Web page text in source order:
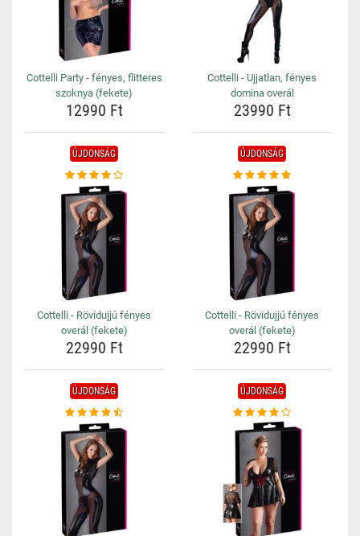
Cottelli Party - fényes, flitteres
szoknya (fekete)
12990 Ft
Cottelli - Ujjatlan, fényes
domina overál
23990 Ft
ÚJDONSÁG
Cottelli - Rövidujjú fényes
overál (fekete)
22990 Ft
ÚJDONSÁG
Cottelli - Rövidujjú fényes
overál (fekete)
22990 Ft
ÚJDONSÁG ÚJDONSÁG